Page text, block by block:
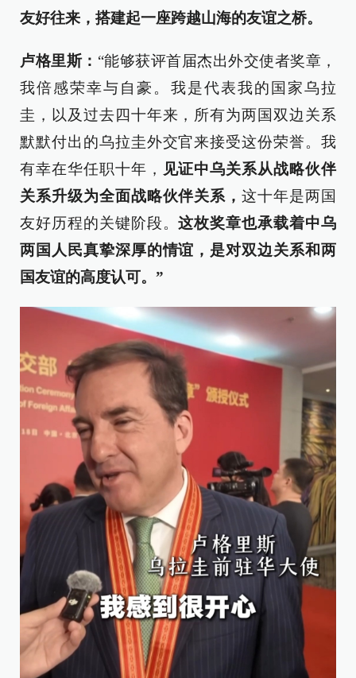
友好往来，搭建起一座跨越山海的友谊之桥。
卢格里斯： “能够获评首届杰出外交使者奖章，
我倍感荣幸与自豪。我是代表我的国家乌拉
圭，以及过去四十年来，所有为两国双边关系
默默付出的乌拉圭外交官来接受这份荣誉。我
有幸在华任职十年，
见证中乌关系从战略伙伴
关系升级为全面战略伙伴关系，这十年是两国
友好历程的关键阶段。这枚奖章也承载着中乌
两国人民真挚深厚的情谊，是对双边关系和两
国友谊的高度认可。”